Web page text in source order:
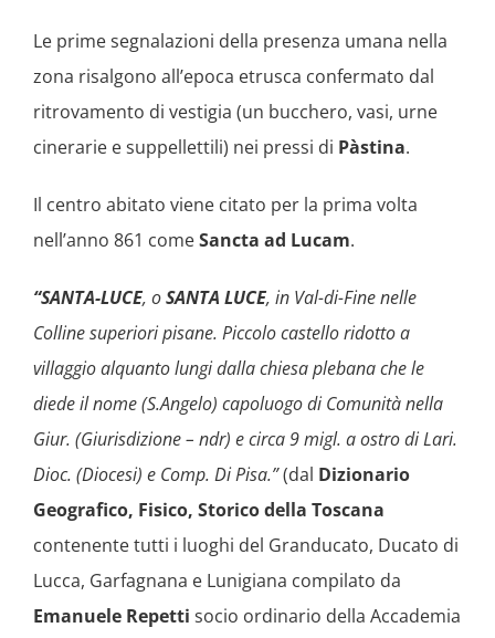
Le prime segnalazioni della presenza umana nella
zona risalgono all’epoca etrusca confermato dal
ritrovamento di vestigia (un bucchero, vasi, urne
cinerarie e suppellettili) nei pressi di Pàstina.
Il centro abitato viene citato per la prima volta
nell’anno 861 comeSancta ad Lucam.
“SANTA-LUCE, oSANTA LUCE, in Val-di-Fine nelle
Colline superiori pisane. Piccolo castello ridotto a
villaggio alquanto lungi dalla chiesa plebana che le
diede il nome (S.Angelo) capoluogo di Comunità nella
Giur. (Giurisdizione – ndr) e circa 9 migl. a ostro di Lari.
Dioc. (Diocesi) e Comp. Di Pisa.”(dal Dizionario
Geografico, Fisico, Storico della Toscana
contenente tutti i luoghi del Granducato, Ducato di
Lucca, Garfagnana e Lunigiana compilato da
Emanuele Repetti socio ordinario della Accademia